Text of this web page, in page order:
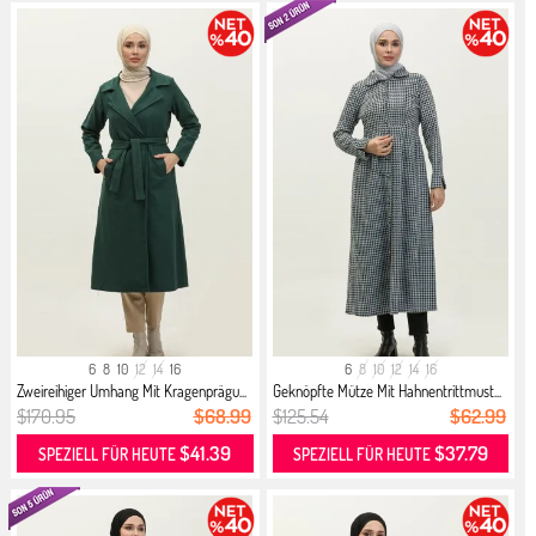
6 8 10 12 14 16
Zweireihiger Umhang Mit Kragenprägu...
$170.95 $68.99
SPEZIELL FÜR HEUTE$41.39
6 8 10 12 14 16
Geknöpfte Mütze Mit Hahnentrittmust...
$125.54 $62.99
SPEZIELL FÜR HEUTE$37.79